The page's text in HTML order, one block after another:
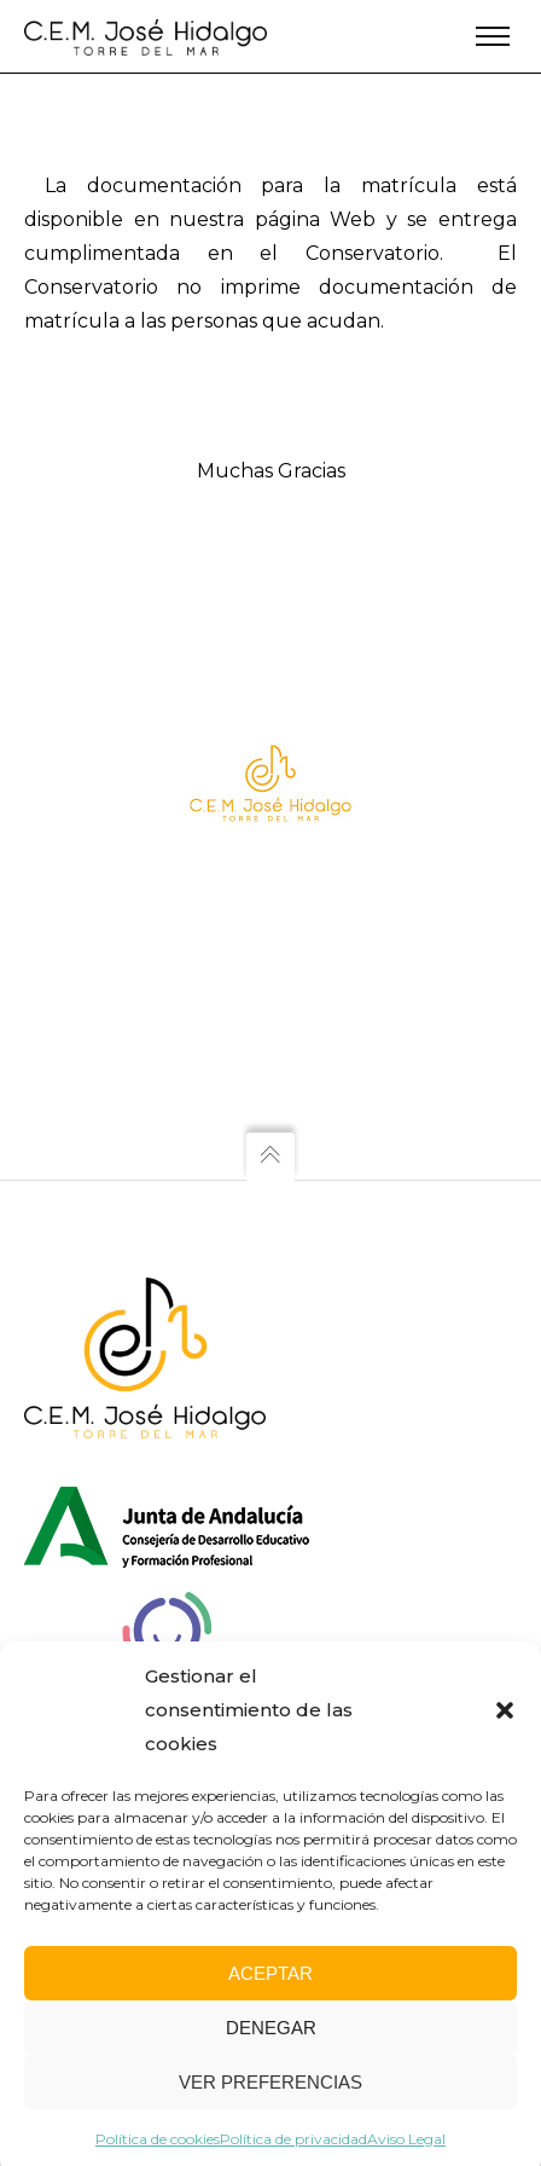
Gestionar el
consentimiento de las
cookies
Para ofrecer las mejores experiencias, utilizamos tecnologías como las
cookies para almacenar y/o acceder a la información del dispositivo. El
consentimiento de estas tecnologías nos permitirá procesar datos como
el comportamiento de navegación o las identificaciones únicas en este
sitio. No consentir o retirar el consentimiento, puede afectar
negativamente a ciertas características y funciones.
ACEPTAR
DENEGAR
VER PREFERENCIAS
Política de cookiesPolítica de privacidadAviso Legal
La documentación para la matrícula está
disponible en nuestra página Web y se entrega
cumplimentada en el Conservatorio. El
Conservatorio no imprime documentación de
matrícula a las personas que acudan.
Muchas Gracias
Aviso Legal
Política de Privacidad
Política de Cookies
Elemental de Música José